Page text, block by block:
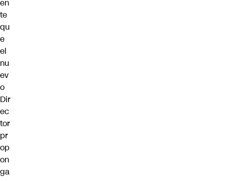
en
te
qu
e
el
nu
ev
o
Dir
ec
tor
pr
op
on
ga